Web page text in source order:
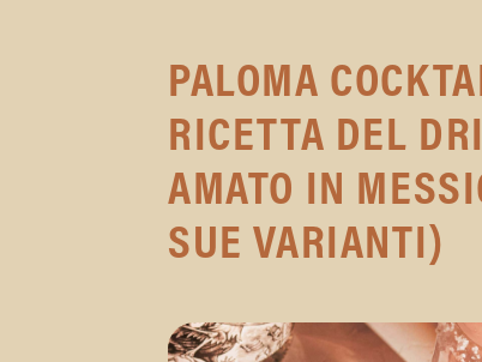
PALOMA
RICETTA DEL
AMATO IN
SUE VARIANTI)